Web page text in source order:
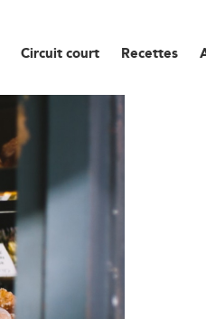
Circuit court Recettes